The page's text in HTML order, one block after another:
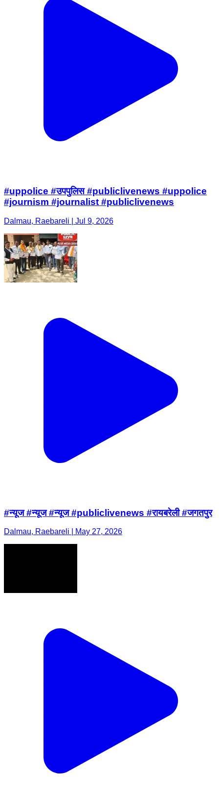
#uppolice #उपपुलिस #publiclivenews #uppolice
#journism #journalist #publiclivenews
Dalmau, Raebareli | Jul 9, 2026
#न्यूज #न्यूज #न्यूज #publiclivenews #रायबरेली #जगतपुर
Dalmau, Raebareli | May 27, 2026